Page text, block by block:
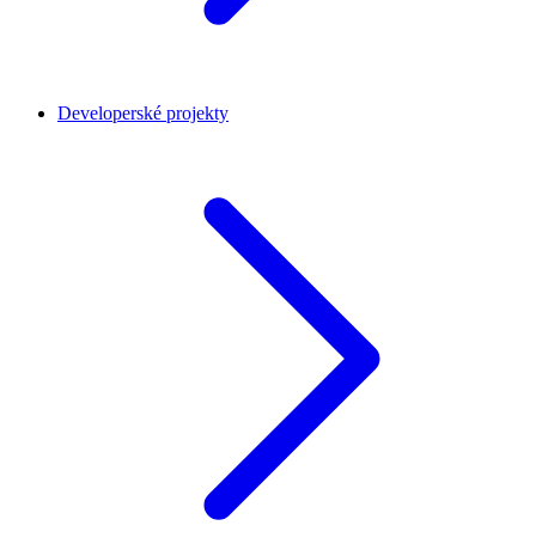
Developerské projekty